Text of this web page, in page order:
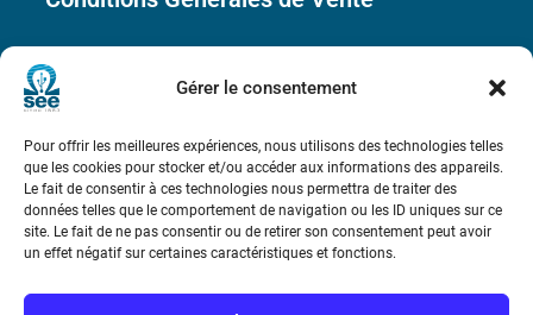
Gérer le consentement
Pour offrir les meilleures expériences, nous utilisons des technologies telles
que les cookies pour stocker et/ou accéder aux informations des appareils.
Le fait de consentir à ces technologies nous permettra de traiter des
données telles que le comportement de navigation ou les ID uniques sur ce
site. Le fait de ne pas consentir ou de retirer son consentement peut avoir
un effet négatif sur certaines caractéristiques et fonctions.
Mentions légales
Contact